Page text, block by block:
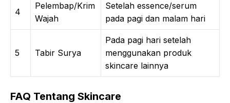
4
Pelembap/Krim
Wajah
Setelah essence/serum
pada pagi dan malam hari
5 Tabir Surya
Pada pagi hari setelah
menggunakan produk
skincare lainnya
FAQ Tentang Skincare